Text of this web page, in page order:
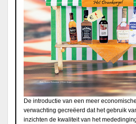
De introductie van een meer
verwachting gecreëerd dat het gebruik
inzichten de kwaliteit van het